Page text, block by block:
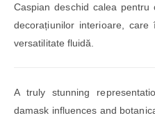
Caspian deschid calea
decorațiunilor interioare,
versatilitate fluidă.
A truly stunning
damask influences and